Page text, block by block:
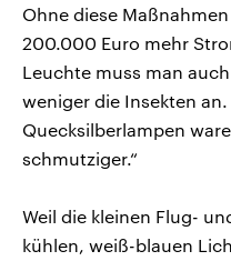
Ohne diese
200.000 Euro mehr
Leuchte muss man
weniger die Insekten
Quecksilberlampen
schmutziger.“
Weil die kleinen Flug-
kühlen, weiß-blauen